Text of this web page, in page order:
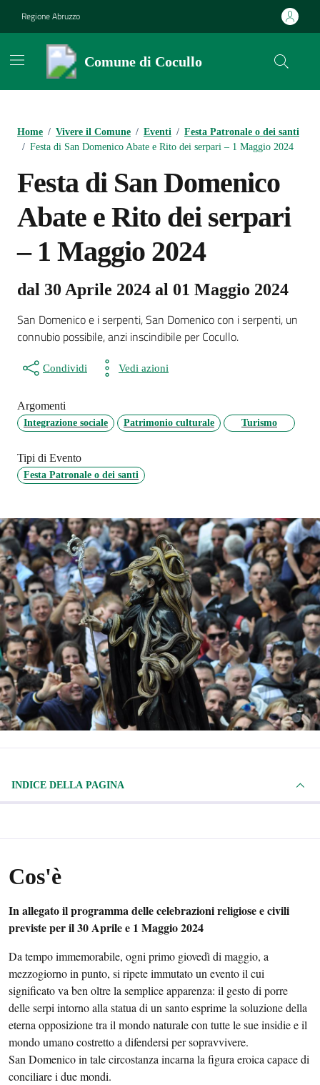
Regione Abruzzo
Comune di Cocullo
Home / Vivere il Comune / Eventi / Festa Patronale o dei santi
/ Festa di San Domenico Abate e Rito dei serpari – 1 Maggio 2024
Festa di San Domenico
Abate e Rito dei serpari
– 1 Maggio 2024
dal 30 Aprile 2024 al 01 Maggio 2024
San Domenico e i serpenti, San Domenico con i serpenti, un
connubio possibile, anzi inscindibile per Cocullo.
Condividi Vedi azioni
Argomenti
Integrazione sociale Patrimonio culturale Turismo
Tipi di Evento
Festa Patronale o dei santi
INDICE DELLA PAGINA
Cos'è
In allegato il programma delle celebrazioni religiose e civili
previste per il 30 Aprile e 1 Maggio 2024
Da tempo immemorabile, ogni primo giovedì di maggio, a
mezzogiorno in punto, si ripete immutato un evento il cui
significato va ben oltre la semplice apparenza: il gesto di porre
delle serpi intorno alla statua di un santo esprime la soluzione della
eterna opposizione tra il mondo naturale con tutte le sue insidie e il
mondo umano costretto a difendersi per sopravvivere.
San Domenico in tale circostanza incarna la figura eroica capace di
conciliare i due mondi.